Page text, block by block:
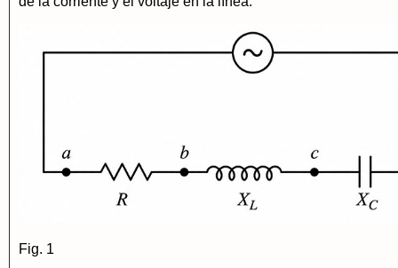
Fig. 1